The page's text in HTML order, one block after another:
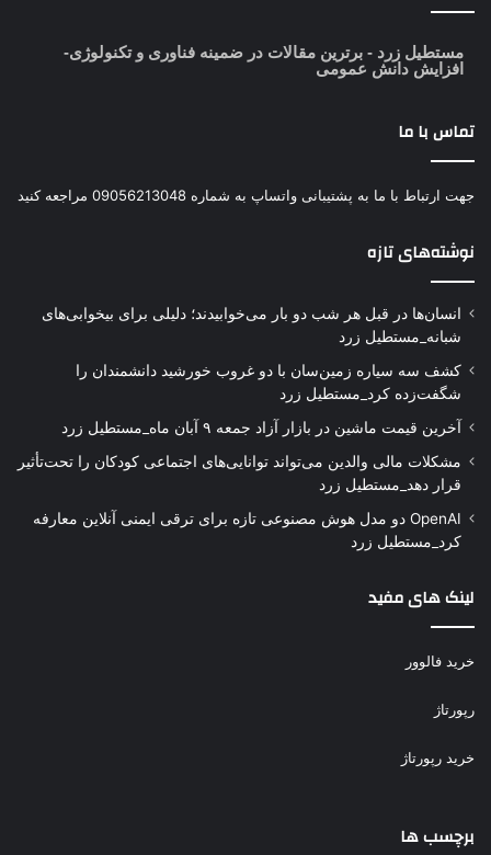
مستطیل زرد - برترین مقالات در ضمینه فناوری و تکنولوژی-
افزایش دانش عمومی
تماس با ما
جهت ارتباط با ما به پشتیبانی واتساپ به شماره 09056213048 مراجعه کنید
نوشته‌های تازه
انسان‌ها در قبل هر شب دو بار می‌خوابیدند؛ دلیلی برای بیخوابی‌های
شبانه_مستطیل زرد
کشف سه سیاره زمین‌سان با دو غروب خورشید دانشمندان را
شگفت‌زده کرد_مستطیل زرد
آخرین قیمت ماشین در بازار آزاد جمعه ۹ آبان ماه_مستطیل زرد
مشکلات مالی والدین می‌تواند توانایی‌های اجتماعی کودکان را تحت‌تأثیر
قرار دهد_مستطیل زرد
OpenAI دو مدل هوش مصنوعی تازه برای ترقی ایمنی آنلاین معارفه
کرد_مستطیل زرد
لینک های مفید
خرید فالوور
رپورتاژ
خرید رپورتاژ
برچسب ها